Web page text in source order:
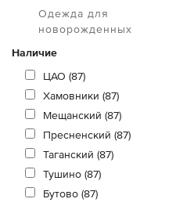
Одежда для
новорожденных
Наличие
ЦАО (87)
Хамовники (87)
Мещанский (87)
Пресненский (87)
Таганский (87)
Тушино (87)
Бутово (87)